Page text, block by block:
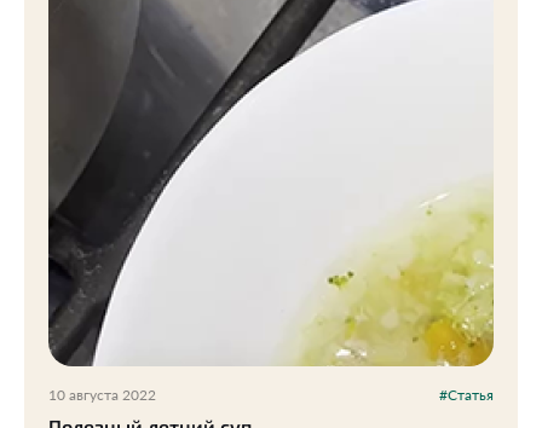
10 августа 2022 #Статья